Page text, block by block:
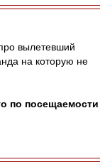
вылетевший
на которую не
по посещаемости